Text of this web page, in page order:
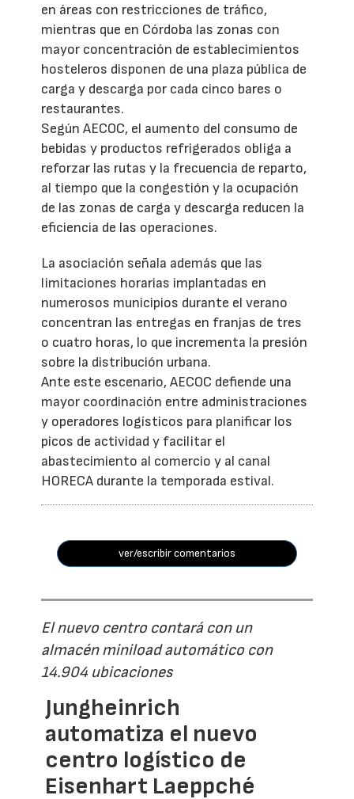
en áreas con restricciones de tráfico,
mientras que en Córdoba las zonas con
mayor concentración de establecimientos
hosteleros disponen de una plaza pública de
carga y descarga por cada cinco bares o
restaurantes.
Según AECOC, el aumento del consumo de
bebidas y productos refrigerados obliga a
reforzar las rutas y la frecuencia de reparto,
al tiempo que la congestión y la ocupación
de las zonas de carga y descarga reducen la
eficiencia de las operaciones.
La asociación señala además que las
limitaciones horarias implantadas en
numerosos municipios durante el verano
concentran las entregas en franjas de tres
o cuatro horas, lo que incrementa la presión
sobre la distribución urbana.
Ante este escenario, AECOC defiende una
mayor coordinación entre administraciones
y operadores logísticos para planificar los
picos de actividad y facilitar el
abastecimiento al comercio y al canal
HORECA durante la temporada estival.
ver/escribir comentarios
El nuevo centro contará con un
almacén miniload automático con
14.904 ubicaciones
Jungheinrich
automatiza el nuevo
centro logístico de
Eisenhart Laeppché